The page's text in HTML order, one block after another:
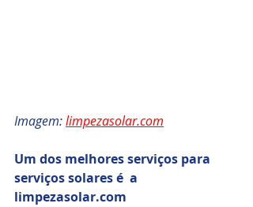
Imagem: limpezasolar.com
Um dos melhores serviços para
serviços solares é  a
limpezasolar.com